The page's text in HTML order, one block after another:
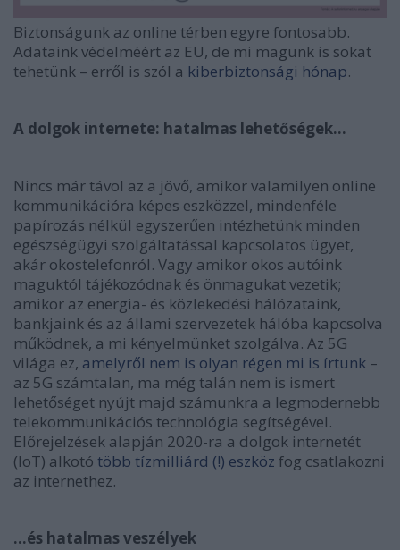
Biztonságunk az online térben egyre fontosabb.
Adataink védelméért az EU, de mi magunk is sokat
tehetünk – erről is szól a kiberbiztonsági hónap.
A dolgok internete: hatalmas lehetőségek…
Nincs már távol az a jövő, amikor valamilyen online
kommunikációra képes eszközzel, mindenféle
papírozás nélkül egyszerűen intézhetünk minden
egészségügyi szolgáltatással kapcsolatos ügyet,
akár okostelefonról. Vagy amikor okos autóink
maguktól tájékozódnak és önmagukat vezetik;
amikor az energia- és közlekedési hálózataink,
bankjaink és az állami szervezetek hálóba kapcsolva
működnek, a mi kényelmünket szolgálva. Az 5G
világa ez, amelyről nem is olyan régen mi is írtunk –
az 5G számtalan, ma még talán nem is ismert
lehetőséget nyújt majd számunkra a legmodernebb
telekommunikációs technológia segítségével.
Előrejelzések alapján 2020-ra a dolgok internetét
(IoT) alkotó több tízmilliárd (!) eszköz fog csatlakozni
az internethez.
…és hatalmas veszélyek